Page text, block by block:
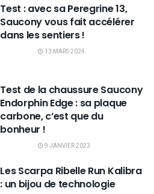
Test : avec sa Peregrine 13,
Saucony vous fait accélérer
dans les sentiers !
13 MARS 2024
Test de la chaussure Saucony
Endorphin Edge : sa plaque
carbone, c’est que du
bonheur !
9 JANVIER 2023
Les Scarpa Ribelle Run Kalibra
: un bijou de technologie